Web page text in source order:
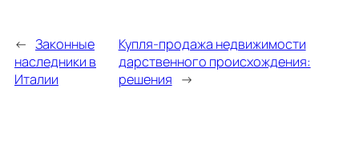
← Законные
наследники в
Италии
Купля-продажа недвижимости
дарственного происхождения:
решения →